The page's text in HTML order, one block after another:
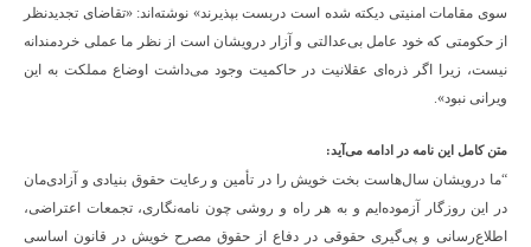
سوی مقامات امنیتی دیکته شده است دربست بپذیرند» نوشته‌اند:‌ «تقاضای تجدیدنظر
از حکومتی که خود عامل بی‌عدالتی و آزار درویشان است از نظر ما عملی خردمندانه
نیست، زیرا اگر ذره‌ای عقلانیت در حاکمیت وجود می‌داشت اوضاع مملکت به این
ویرانی نبود».
متن کامل این نامه در ادامه می‌آید:
“ما درویشان سال‌هاست بخت خویش را در تأمین و رعایت حقوق بنیادی و آزادی‌ما‌ن
در این روزگار آزموده‌ایم و به هر راه و روشی چون نامه‌نگاری، تجمعات اعتراضی،
اطلاع‌رسانی و پی‌گیری حقوقی در دفاع از حقوق مصرح خویش در قانون اساسی